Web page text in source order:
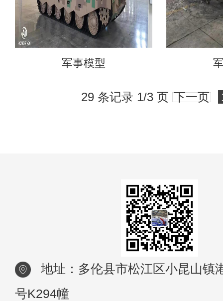
军事模型
29 条记录 1/3 页 下一页
地址：多伦县市松江区小昆山镇
号K294幢